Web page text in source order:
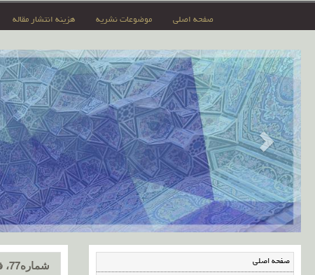
صفحه اصلی موضوعات نشریه هزینه انتشار مقاله
صفحه اصلی شماره77، فروردین 1404